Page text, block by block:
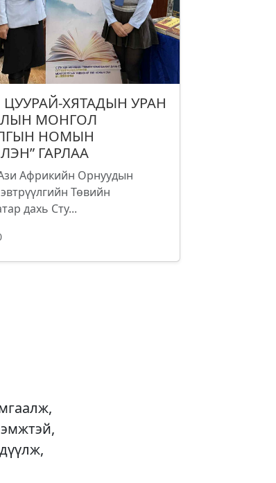
ЦУУРАЙ-ХЯТАДЫН УРАН
МОНГОЛ
НОМЫН
ГАРЛАА
Африкийн Орнуудын
Төвийн
дахь Сту...